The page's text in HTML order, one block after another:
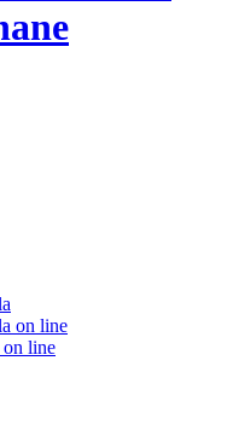
on line
line